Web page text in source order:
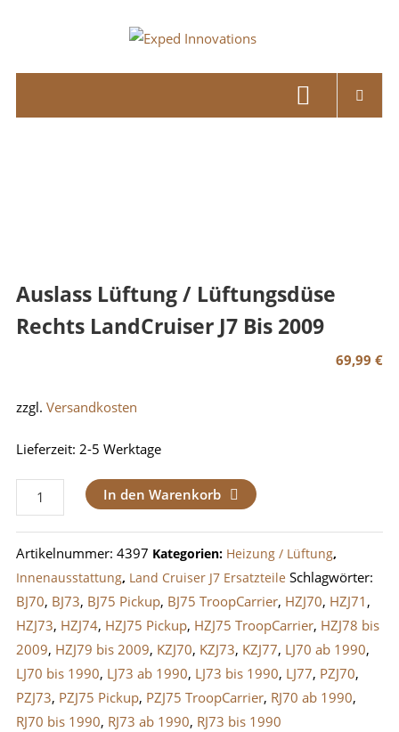
Exped
Auslass Lüftung / Lüftungsdüse
Rechts LandCruiser J7 Bis 2009
69,99€
zzgl. Versandkosten
Lieferzeit: 2-5 Werktage
Auslass
Lüftung
/
Lüftungsdüse
rechts
LandCruiser
J7
bis
2009
Menge
In den Warenkorb
Artikelnummer: 4397 Kategorien: Heizung / Lüftung,
Innenausstattung, Land Cruiser J7 Ersatzteile Schlagwörter:
BJ70, BJ73, BJ75 Pickup, BJ75 TroopCarrier, HZJ70, HZJ71 ,
HZJ73, HZJ74, HZJ75 Pickup, HZJ75 TroopCarrier, HZJ78 bis
2009, HZJ79 bis 2009, KZJ70, KZJ73, KZJ77, LJ70 ab 1990,
LJ70 bis 1990, LJ73 ab 1990, LJ73 bis 1990, LJ77, PZJ70,
PZJ73, PZJ75 Pickup, PZJ75 TroopCarrier, RJ70 ab 1990,
RJ70 bis 1990, RJ73 ab 1990, RJ73 bis 1990